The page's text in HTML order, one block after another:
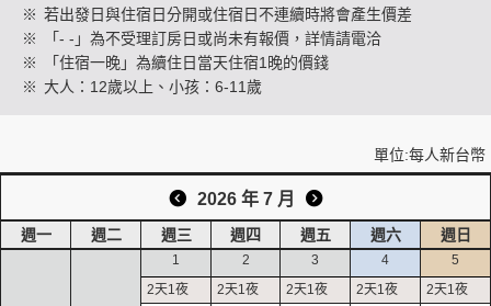
※ 若出發日與住宿日分開或住宿日不連續時將會產生價差
※
「- -」為不受理訂房日或尚未有報價，詳情請電洽
※
「住宿一晚」為續住日當天住宿1晚的價錢
※ 大人：12歲以上、小孩：6-11歲
單位:每人新台幣
2026 年 7 月
週一 週二 週三 週四 週五 週六 週日
1 2 3 4 5